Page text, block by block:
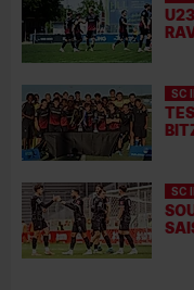
SC II
SC II